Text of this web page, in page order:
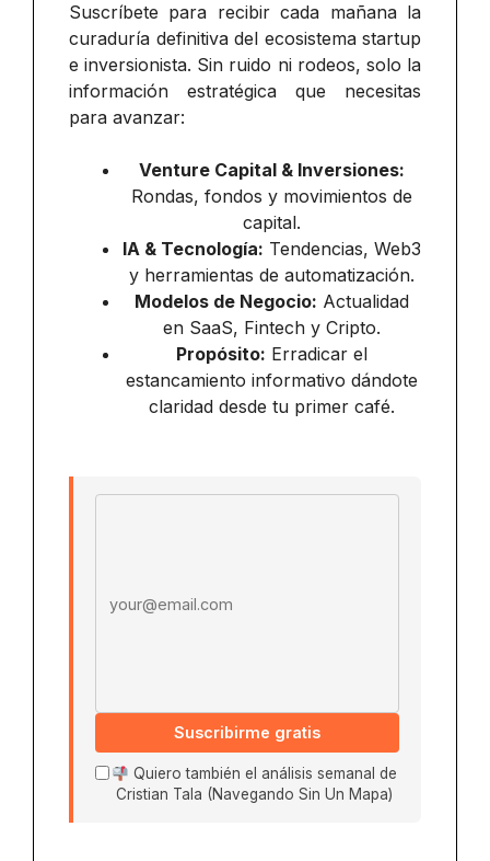
Suscríbete para recibir cada mañana la
curaduría definitiva del ecosistema startup
e inversionista. Sin ruido ni rodeos, solo la
información estratégica que necesitas
para avanzar:
Venture Capital & Inversiones:
Rondas, fondos y movimientos de
capital.
IA & Tecnología: Tendencias, Web3
y herramientas de automatización.
Modelos de Negocio: Actualidad
en SaaS, Fintech y Cripto.
Propósito: Erradicar el
estancamiento informativo dándote
claridad desde tu primer café.
Suscribirme gratis
Quiero también el análisis semanal de
Cristian Tala (Navegando Sin Un Mapa)